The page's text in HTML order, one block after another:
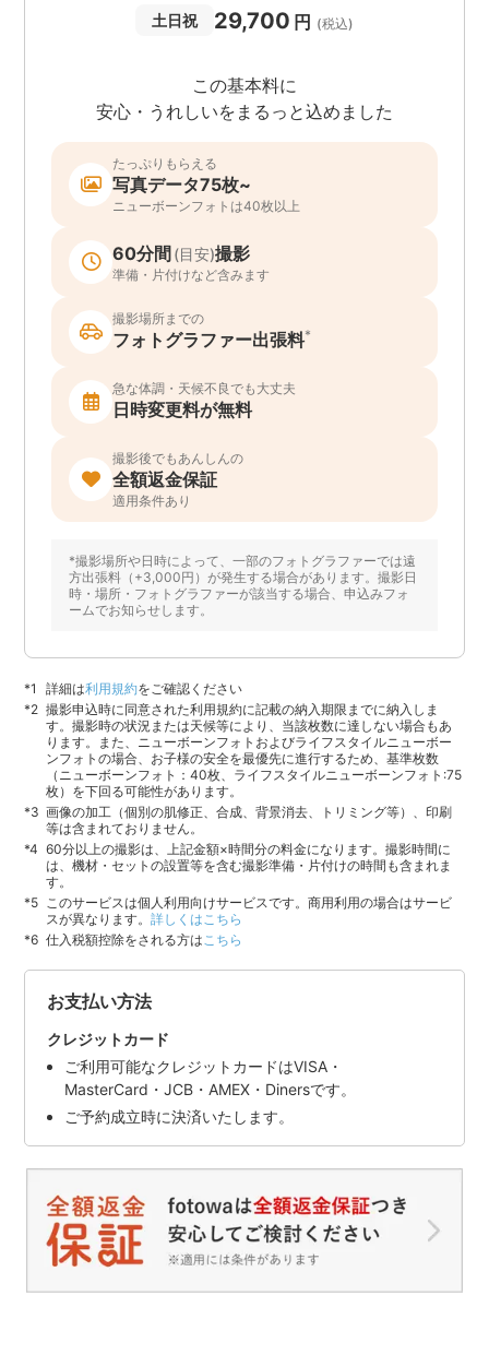
土日祝 29,700 円 (税込)
この基本料に
安心・うれしいをまるっと込めました
たっぷりもらえる
写真データ75枚~
ニューボーンフォトは40枚以上
60分間 (目安)撮影
準備・片付けなど含みます
撮影場所までの
フォトグラファー出張料*
急な体調・天候不良でも大丈夫
日時変更料が無料
撮影後でもあんしんの
全額返金保証
適用条件あり
*撮影場所や日時によって、一部のフォトグラファーでは遠
方出張料（+3,000円）が発生する場合があります。撮影日
時・場所・フォトグラファーが該当する場合、申込みフォ
ームでお知らせします。
詳細は利用規約をご確認ください
撮影申込時に同意された利用規約に記載の納入期限までに納入しま
す。撮影時の状況または天候等により、当該枚数に達しない場合もあ
ります。また、ニューボーンフォトおよびライフスタイルニューボー
ンフォトの場合、お子様の安全を最優先に進行するため、基準枚数
（ニューボーンフォト：40枚、ライフスタイルニューボーンフォト:75
枚）を下回る可能性があります。
画像の加工（個別の肌修正、合成、背景消去、トリミング等）、印刷
等は含まれておりません。
60分以上の撮影は、上記金額×時間分の料金になります。撮影時間に
は、機材・セットの設置等を含む撮影準備・片付けの時間も含まれま
す。
このサービスは個人利用向けサービスです。商用利用の場合はサービ
スが異なります。詳しくはこちら
仕入税額控除をされる方は こちら
お支払い方法
クレジットカード
ご利用可能なクレジットカードはVISA・
MasterCard・JCB・AMEX・Dinersです。
ご予約成立時に決済いたします。